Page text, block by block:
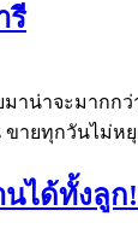
รี
น่าจะมากกว่
ขายทุกวันไม่ห
นได้ทั้งลูก